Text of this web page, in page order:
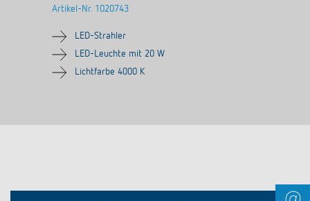
Artikel-Nr. 1020743
LED-Strahler
LED-Leuchte mit 20 W
Lichtfarbe 4000 K